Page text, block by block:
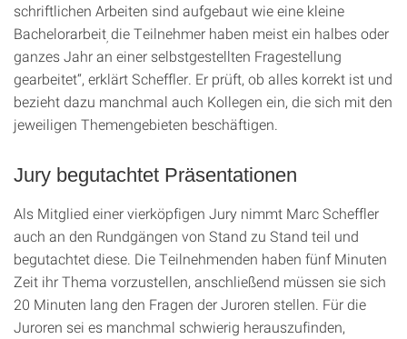
schriftlichen Arbeiten sind aufgebaut wie eine kleine
Bachelorarbeit die Teilnehmer haben meist ein halbes oder
ganzes Jahr an einer selbstgestellten Fragestellung
gearbeitet“, erklärt Scheffler. Er prüft, ob alles korrekt ist und
bezieht dazu manchmal auch Kollegen ein, die sich mit den
jeweiligen Themengebieten beschäftigen.
Jury begutachtet Präsentationen
Als Mitglied einer vierköpfigen Jury nimmt Marc Scheffler
auch an den Rundgängen von Stand zu Stand teil und
begutachtet diese. Die Teilnehmenden haben fünf Minuten
Zeit ihr Thema vorzustellen, anschließend müssen sie sich
20 Minuten lang den Fragen der Juroren stellen. Für die
Juroren sei es manchmal schwierig herauszufinden,